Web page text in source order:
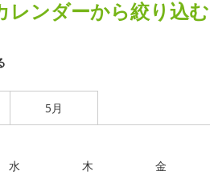
レンダーから絞り込む
5月
水 木 金